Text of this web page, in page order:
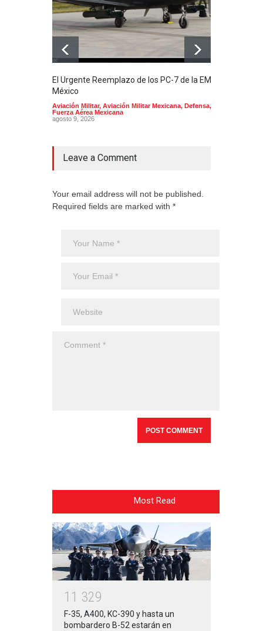
El Urgente Reemplazo de los PC-7 de la EMA en
México
Aviación Militar, Aviación Militar Mexicana, Defensa,
Fuerza Aérea Mexicana
agosto 9, 2026
Leave a Comment
Your email address will not be published.
Required fields are marked with *
Most Read
1 1 329
F-35, A400, KC-390 y hasta un
bombardero B-52 estarán en